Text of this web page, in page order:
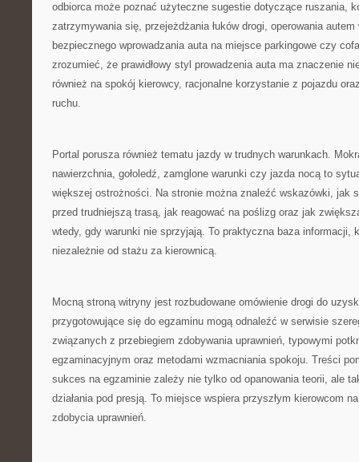
odbiorca może poznać użyteczne sugestie dotyczące ruszania,
zatrzymywania się, przejeżdżania łuków drogi, operowania
bezpiecznego wprowadzania auta na miejsce parkingowe czy
zrozumieć, że prawidłowy styl prowadzenia auta ma znaczenie
również na spokój kierowcy, racjonalne korzystanie z pojazdu
ruchu.
Portal porusza również tematu jazdy w trudnych warunkach.
nawierzchnia, gołoledź, zamglone warunki czy jazda nocą to
większej ostrożności. Na stronie można znaleźć wskazówki, jak
przed trudniejszą trasą, jak reagować na poślizg oraz jak
wtedy, gdy warunki nie sprzyjają. To praktyczna baza informacji,
niezależnie od stażu za kierownicą.
Mocną stroną witryny jest rozbudowane omówienie drogi do
przygotowujące się do egzaminu mogą odnaleźć w serwisie
związanych z przebiegiem zdobywania uprawnień, typowymi
egzaminacyjnym oraz metodami wzmacniania spokoju. Treści
sukces na egzaminie zależy nie tylko od opanowania teorii, ale
działania pod presją. To miejsce wspiera przyszłym kierowcom
zdobycia uprawnień.